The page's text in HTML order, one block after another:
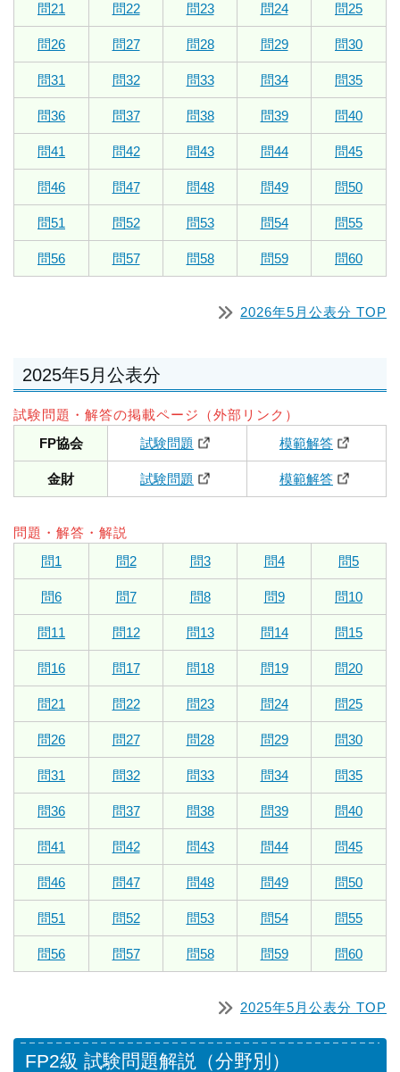
問21 問22 問23 問24 問25
問26 問27 問28 問29 問30
問31 問32 問33 問34 問35
問36 問37 問38 問39 問40
問41 問42 問43 問44 問45
問46 問47 問48 問49 問50
問51 問52 問53 問54 問55
問56 問57 問58 問59 問60
2026年5月公表分 TOP
2025年5月公表分
試験問題・解答の掲載ページ（外部リンク）
FP協会
試験問題 模範解答
金財 試験問題 模範解答
問題・解答・解説
問1
問2 問3 問4 問5
問6 問7 問8 問9 問10
問11 問12 問13 問14 問15
問16 問17 問18 問19 問20
問21 問22 問23 問24 問25
問26 問27 問28 問29 問30
問31 問32 問33 問34 問35
問36 問37 問38 問39 問40
問41 問42 問43 問44 問45
問46 問47 問48 問49 問50
問51 問52 問53 問54 問55
問56 問57 問58 問59 問60
2025年5月公表分 TOP
FP2級 試験問題解説（分野別）